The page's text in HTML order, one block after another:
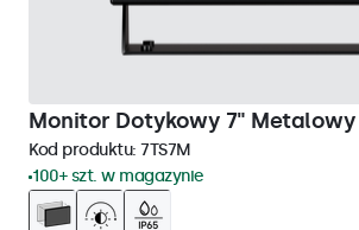
Monitor Dotykowy 7" Metalowy
Kod produktu: 7TS7M
100+ szt. w magazynie